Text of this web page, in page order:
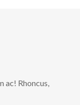
ac! Rhoncus,